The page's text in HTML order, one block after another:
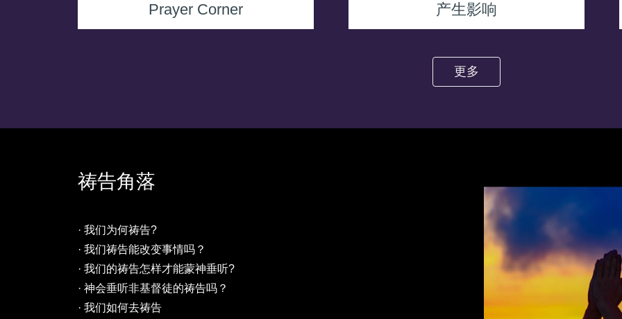
Prayer Corner 产生影响
更多
祷告角落
· 我们为何祷告?
· 我们祷告能改变事情吗？
· 我们的祷告怎样才能蒙神垂听?
· 神会垂听非基督徒的祷告吗？
· 我们如何去祷告